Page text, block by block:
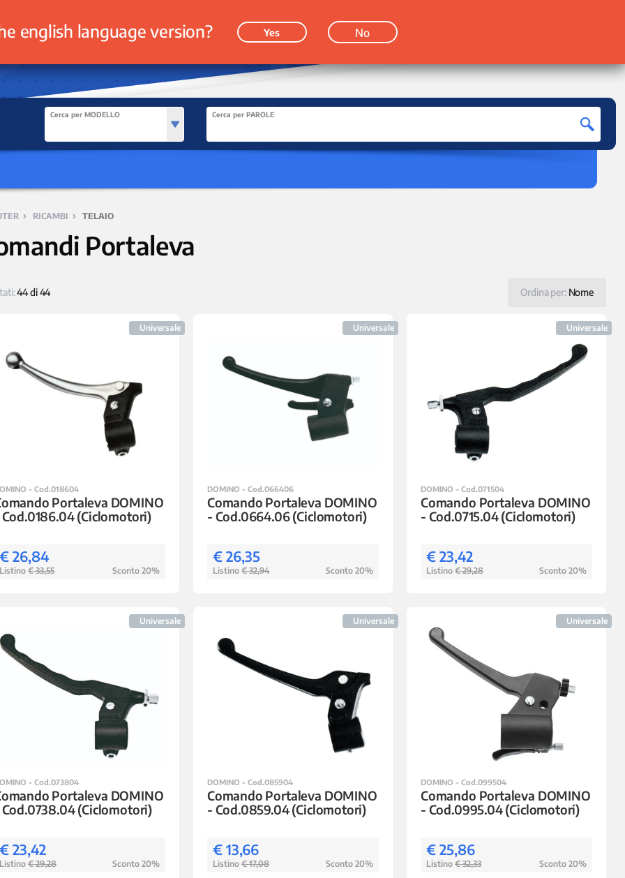
Cerca per MODELLO Cerca per PAROLE
› RICAMBI › TELAIO
Portaleva
Ordina per: Nome
44 di 44
Universale
- Cod.018604
Portaleva DOMINO
(Ciclomotori)
26,84
€ 33,55 Sconto 20%
Universale
DOMINO - Cod.066406
Comando Portaleva DOMINO
- Cod.0664.06 (Ciclomotori)
€ 26,35
Listino € 32,94 Sconto 20%
Universale
DOMINO - Cod.071504
Comando Portaleva DOMINO
- Cod.0715.04 (Ciclomotori)
€ 23,42
Listino € 29,28 Sconto 20%
Universale
- Cod.073804
Portaleva DOMINO
(Ciclomotori)
23,42
€ 29,28 Sconto 20%
Universale
DOMINO - Cod.085904
Comando Portaleva DOMINO
- Cod.0859.04 (Ciclomotori)
€ 13,66
Listino € 17,08 Sconto 20%
Universale
DOMINO - Cod.099504
Comando Portaleva DOMINO
- Cod.0995.04 (Ciclomotori)
€ 25,86
Listino € 32,33 Sconto 20%
english language version? Yes No